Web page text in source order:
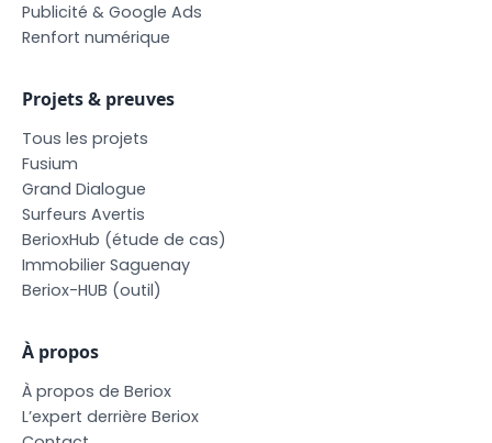
Publicité & Google Ads
Renfort numérique
Projets & preuves
Tous les projets
Fusium
Grand Dialogue
Surfeurs Avertis
BerioxHub (étude de cas)
Immobilier Saguenay
Beriox-HUB (outil)
À propos
À propos de Beriox
L’expert derrière Beriox